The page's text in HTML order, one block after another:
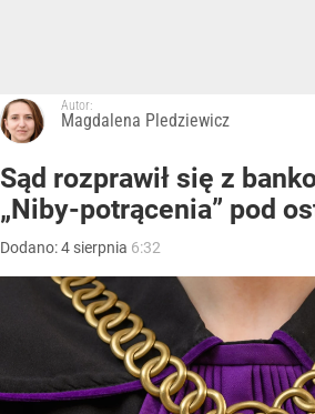
Autor:
Magdalena Pledziewicz
Sąd rozprawił się z
„Niby-potrącenia” pod
Dodano:4 sierpnia 6:32